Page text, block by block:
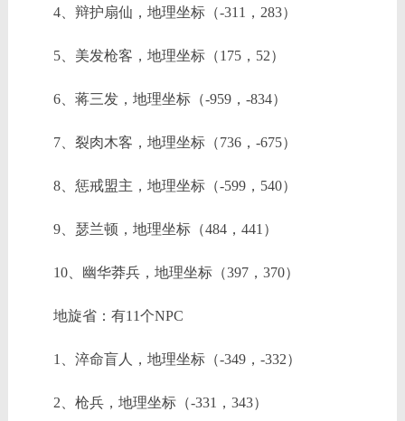
4、辩护扇仙，地理坐标（-311，283）
5、美发枪客，地理坐标（175，52）
6、蒋三发，地理坐标（-959，-834）
7、裂肉木客，地理坐标（736，-675）
8、惩戒盟主，地理坐标（-599，540）
9、瑟兰顿，地理坐标（484，441）
10、幽华莽兵，地理坐标（397，370）
地旋省：有11个NPC
1、淬命盲人，地理坐标（-349，-332）
2、枪兵，地理坐标（-331，343）